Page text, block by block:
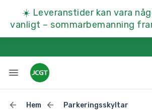
☀️ Leveranstider kan vara
vanligt – sommarbemanning
Hem Parkeringsskyltar